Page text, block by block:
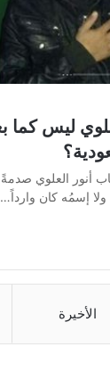
ليس كما
العلوي صدمةً
إسمُه كان وارداً…
الأخيرة